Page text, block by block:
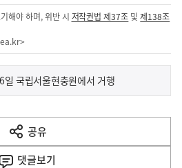
해야 하며, 위반 시 저작권법 제37조 및제138조
>
국립서울현충원에서 거행
공유
열
기
댓글보기